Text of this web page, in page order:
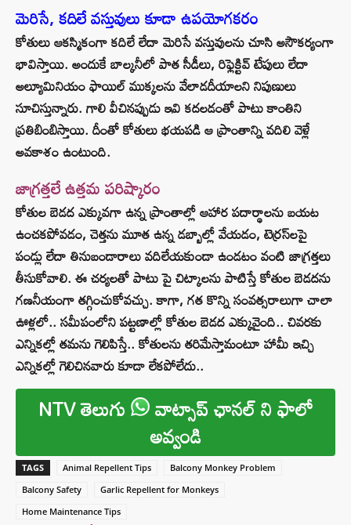
మెరిసే, కదిలే వస్తువులు కూడా ఉపయోగకరం
కోతులు ఆకస్మికంగా కదిలే లేదా మెరిసే వస్తువులను చూసి అసౌకర్యంగా
భావిస్తాయి. అందుకే బాల్కనీలో పాత సీడీలు, రిఫ్లెక్టివ్ టేపులు లేదా
అల్యూమినియం ఫాయిల్ ముక్కలను వేలాడదీయాలని నిపుణులు
సూచిస్తున్నారు. గాలి వీచినప్పుడు ఇవి కదలడంతో పాటు కాంతిని
ప్రతిబింబిస్తాయి. దీంతో కోతులు భయపడి ఆ ప్రాంతాన్ని వదిలి వెళ్లే
అవకాశం ఉంటుంది.
జాగ్రత్తలే ఉత్తమ పరిష్కారం
కోతుల బెడద ఎక్కువగా ఉన్న ప్రాంతాల్లో ఆహార పదార్థాలను బయట
ఉంచకపోవడం, చెత్తను మూత ఉన్న డబ్బాల్లో వేయడం, టెర్రస్‌లపై
పండ్లు లేదా తినుబండారాలు వదిలేయకుండా ఉండటం వంటి జాగ్రత్తలు
తీసుకోవాలి. ఈ చర్యలతో పాటు పై చిట్కాలను పాటిస్తే కోతుల బెడదను
గణనీయంగా తగ్గించుకోవచ్చు. కాగా, గత కొన్ని సంవత్సరాలుగా చాలా
ఊళ్లలో.. సమీపంలోని పట్టణాల్లో కోతుల బెడద ఎక్కువైంది.. చివరకు
ఎన్నికల్లో తమను గెలిపిస్తే.. కోతులను తరిమేస్తామంటూ హామీ ఇచ్చి
ఎన్నికల్లో గెలిచినవారు కూడా లేకపోలేదు..
NTV తెలుగు వాట్సాప్ ఛానల్ ని ఫాలో
అవ్వండి
TAGS Animal Repellent Tips
Balcony Monkey Problem
Balcony Safety
Garlic Repellent for Monkeys
Home Maintenance Tips